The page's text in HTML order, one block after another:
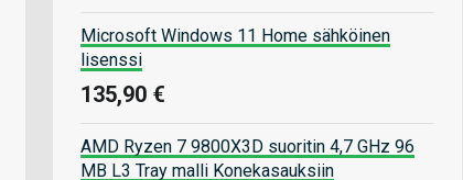
Microsoft Windows 11 Home sähköinen
lisenssi
135,90 €
AMD Ryzen 7 9800X3D suoritin 4,7 GHz 96
MB L3 Tray malli Konekasauksiin